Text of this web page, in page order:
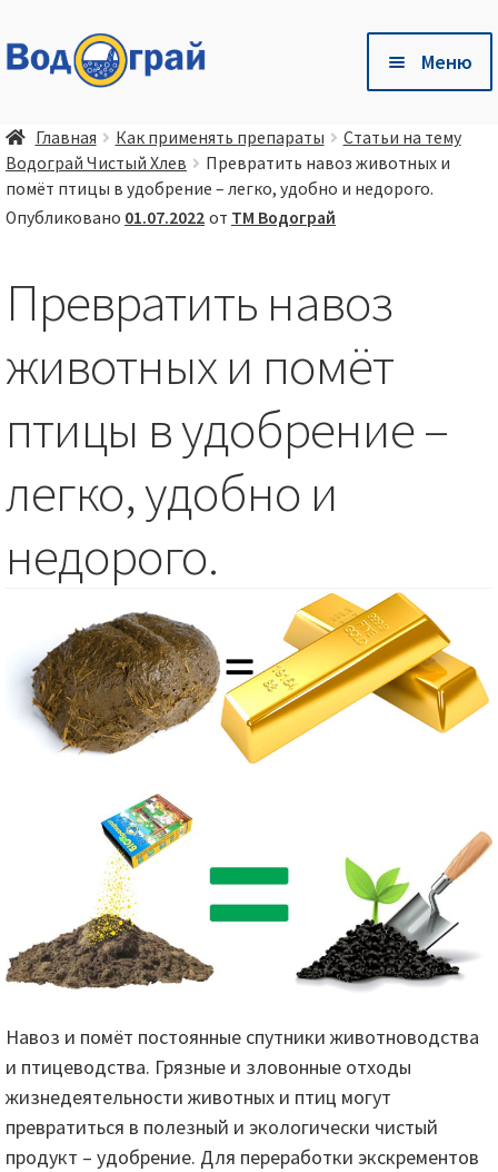
Перейти
к
Перейти
к
Меню
🛒 Магазин
🐷 Глубокая одстилка Чистый Хлев
🤝 Сотрудничество
📦 💳 Доставка и оплата
Главная Как применять препараты
Статьи на тему
Водограй Чистый Хлев
Превратить навоз животных и
помёт птицы в удобрение – легко, удобно и недорого.
Опубликовано 01.07.2022 от ТМ Водограй
Превратить навоз
животных и помёт
птицы в удобрение –
легко, удобно и
недорого.
Навоз и помёт постоянные спутники животноводства
и птицеводства. Грязные и зловонные отходы
жизнедеятельности животных и птиц могут
превратиться в полезный и экологически чистый
продукт – удобрение. Для переработки экскрементов